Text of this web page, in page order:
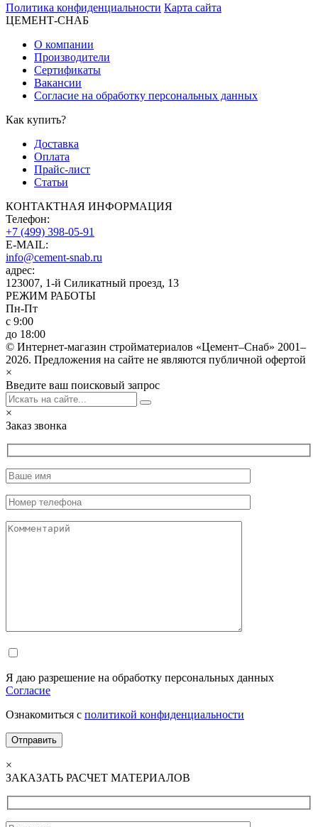
Политика конфиденциальности Карта сайта
ЦЕМЕНТ-СНАБ
О компании
Производители
Сертификаты
Вакансии
Согласие на обработку персональных данных
Как купить?
Доставка
Оплата
Прайс-лист
Статьи
КОНТАКТНАЯ ИНФОРМАЦИЯ
Телефон:
+7 (499) 398-05-91
E-MAIL:
info@cement-snab.ru
адрес:
123007, 1-й Силикатный проезд, 13
РЕЖИМ РАБОТЫ
Пн-Пт
с 9:00
до 18:00
© Интернет-магазин стройматериалов «Цемент–Снаб» 2001–
2026. Предложения на сайте не являются публичной офертой
×
Введите ваш поисковый запрос
×
Заказ звонка
Я даю разрешение на обработку персональных данных
Согласие
Ознакомиться с политикой конфиденциальности
×
ЗАКАЗАТЬ РАСЧЕТ МАТЕРИАЛОВ